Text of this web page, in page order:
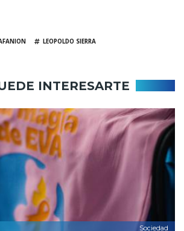
LEOPOLDO SIERRA
INTERESARTE
Sociedad